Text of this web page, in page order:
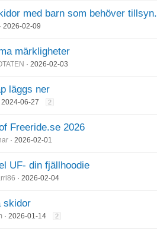
med barn som behöver tillsyn.
2026-02-09
märkligheter
2026-02-03
läggs ner
2024-06-27 2
Freeride.se 2026
2026-02-01
UF- din fjällhoodie
2026-02-04
skidor
2026-01-14 2